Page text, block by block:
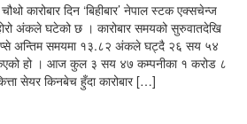
कारोबार दिन ‘बिहीबार’ नेपाल स्टक एक्सचेन्ज
अंकले घटेको छ । कारोबार समयको सुरुवातदेखि
अन्तिम समयमा १३.८२ अंकले घट्दै २६ सय ५४
हो । आज कुल ३ सय ४७ कम्पनीका १ करोड ८
सेयर किनबेच हुँदा कारोबार […]